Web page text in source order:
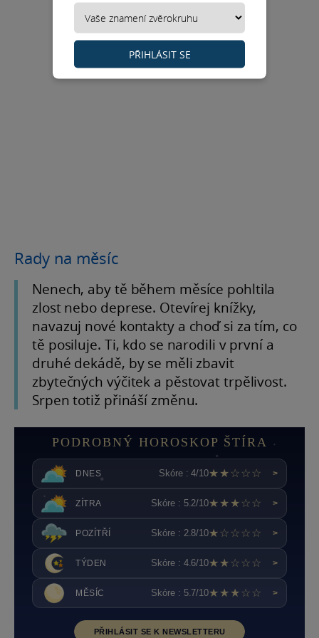
Rady na měsíc
Nenech, aby tě během měsíce pohltila
zlost nebo deprese. Otevírej knížky,
navazuj nové kontakty a choď si za tím, co
tě posiluje. Ti, kdo se narodili v první a
druhé dekádě, by se měli zbavit
zbytečných výčitek a pěstovat trpělivost.
Srpen totiž přináší změnu.
PODROBNÝ HOROSKOP ŠTÍRA
DNES Skóre : 4/10★★☆☆☆ >
ZÍTRA Skóre : 5.2/10★★★☆☆ >
POZÍTŘÍ Skóre : 2.8/10★☆☆☆☆ >
TÝDEN Skóre : 4.6/10★★☆☆☆ >
MĚSÍC Skóre : 5.7/10★★★☆☆ >
PŘIHLÁSIT SE K NEWSLETTERU
PŘIHLÁSIT SE